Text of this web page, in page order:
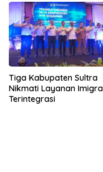
Tiga Kabupaten Sultra
Nikmati Layanan
Terintegrasi